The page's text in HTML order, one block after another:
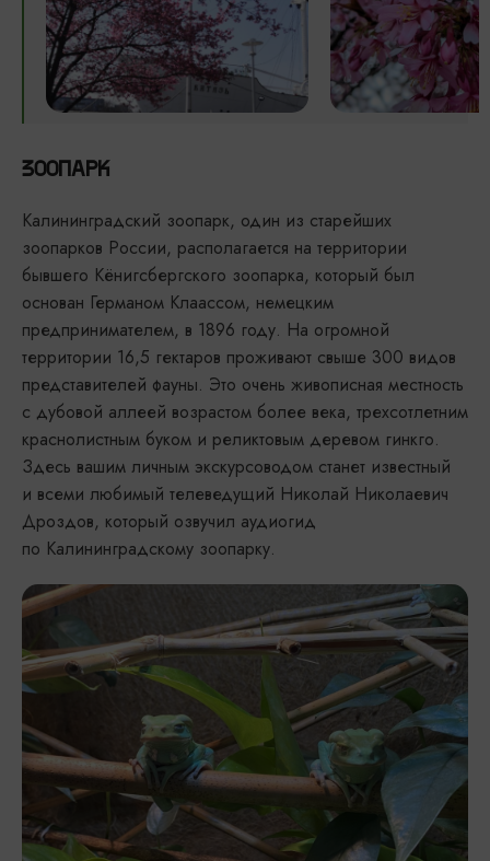
ЗООПАРК
Калининградский зоопарк, один из старейших
зоопарков России, располагается на территории
бывшего Кёнигсбергского зоопарка, который был
основан Германом Клаассом, немецким
предпринимателем, в 1896 году. На огромной
территории 16,5 гектаров проживают свыше 300 видов
представителей фауны. Это очень живописная местность
с дубовой аллеей возрастом более века, трехсотлетним
краснолистным буком и реликтовым деревом гинкго.
Здесь вашим личным экскурсоводом станет известный
и всеми любимый телеведущий Николай Николаевич
Дроздов, который озвучил аудиогид
по Калининградскому зоопарку.